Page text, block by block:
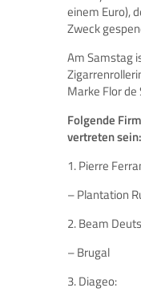
einem Euro),
Zweck
Am Samstag
Marke Flor de
Folgende
vertreten sein:
1. Pierre
– Plantation
2. Beam
– Brugal
3. Diageo: